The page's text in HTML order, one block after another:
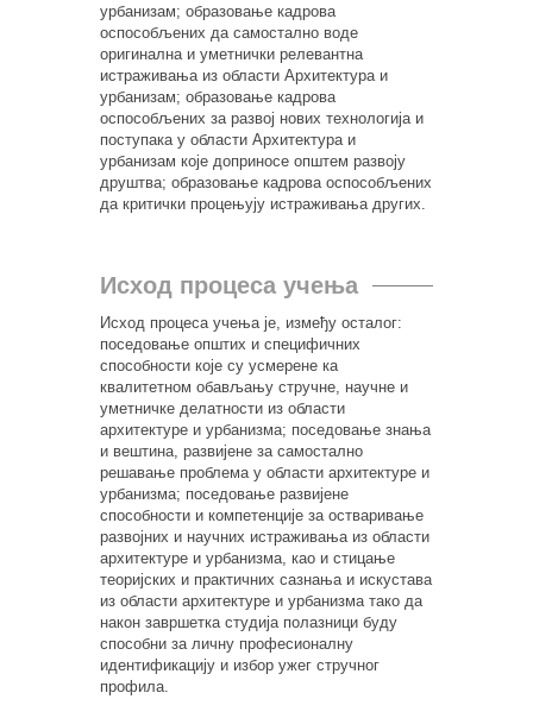
урбанизам; образовање кадрова
оспособљених да самостално воде
оригинална и уметнички релевантна
истраживања из области Архитектура и
урбанизам; образовање кадрова
оспособљених за развој нових технологија и
поступака у области Архитектура и
урбанизам које доприносе општем развоју
друштва; образовање кадрова оспособљених
да критички процењују истраживања других.
Исход процеса учења
Исход процеса учења је, између осталог:
поседовање општих и специфичних
способности које су усмерене ка
квалитетном обављању стручне, научне и
уметничке делатности из области
архитектуре и урбанизма; поседовање знања
и вештина, развијене за самостално
решавање проблема у области архитектуре и
урбанизма; поседовање развијене
способности и компетенције за остваривање
развојних и научних истраживања из области
архитектуре и урбанизма, као и стицање
теоријских и практичних сазнања и искустава
из области архитектуре и урбанизма тако да
након завршетка студија полазници буду
способни за личну професионалну
идентификацију и избор ужег стручног
профила.